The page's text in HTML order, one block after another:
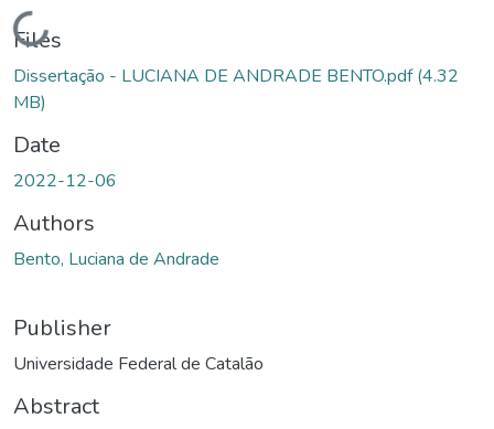
Loading...
Files
Dissertação - LUCIANA DE ANDRADE BENTO.pdf(4.32
MB)
Date
2022-12-06
Authors
Bento, Luciana de Andrade
Publisher
Universidade Federal de Catalão
Abstract